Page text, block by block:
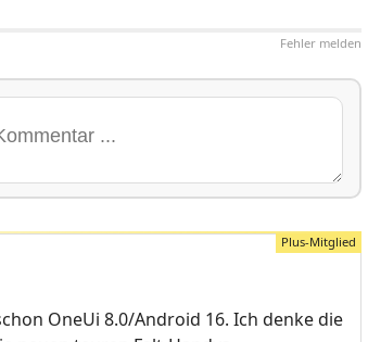
Fehler melden
OneUi 8.0/Android 16. Ich denke die